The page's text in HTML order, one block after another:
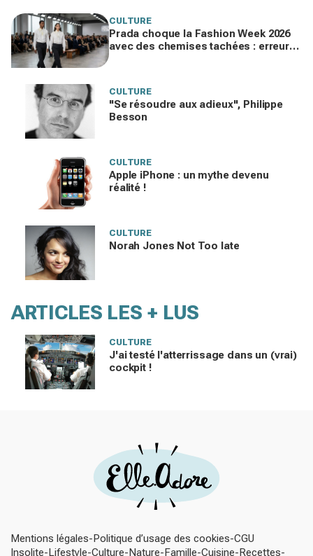
CULTURE
Prada choque la Fashion Week 2026
avec des chemises tachées : erreur
CULTURE
"Se résoudre aux adieux", Philippe
Besson
CULTURE
Apple iPhone : un mythe devenu
réalité !
CULTURE
Norah Jones Not Too late
ARTICLES LES + LUS
CULTURE
J'ai testé l'atterrissage dans un (vrai)
cockpit !
Mentions légales Politique d’usage des cookies CGU
Insolite Lifestyle Culture Nature Famille Cuisine Recettes